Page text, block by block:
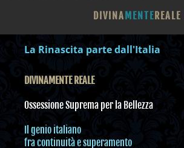
DIVINA MENTE REALE
La Rinascita parte dall'Italia
DIVINAMENTE REALE
Ossessione Suprema per la Bellezza
Il genio italiano
fra continuità e superamento